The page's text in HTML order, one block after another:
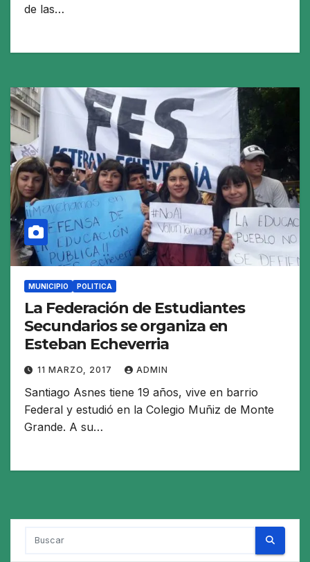
de las…
MUNICIPIO POLITICA
La Federación de Estudiantes
Secundarios se organiza en
Esteban Echeverria
11 MARZO, 2017 ADMIN
Santiago Asnes tiene 19 años, vive en barrio
Federal y estudió en la Colegio Muñiz de Monte
Grande. A su…